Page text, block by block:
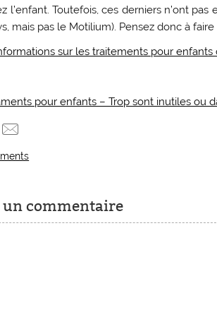
l’enfant. Toutefois, ces derniers n’ont
mais pas le Motilium). Pensez donc à
sur les traitements pour
pour enfants – Trop sont inutiles ou
un commentaire